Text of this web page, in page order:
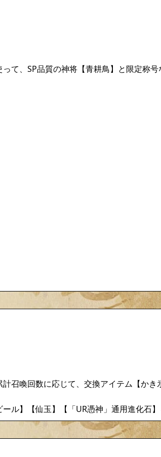
て、SP品質の神将【青耕鳥】と限定称
召喚回数に応じて、交換アイテム【かき
ル】【仙玉】【「UR憑神」通用進化石